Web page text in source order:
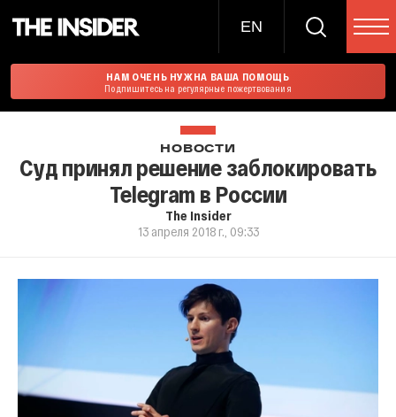
EN
НАМ ОЧЕНЬ НУЖНА ВАША ПОМОЩЬ
Подпишитесь на регулярные пожертвования
НОВОСТИ
Суд принял решение заблокировать
Telegram в России
The Insider
13 апреля 2018 г., 09:33